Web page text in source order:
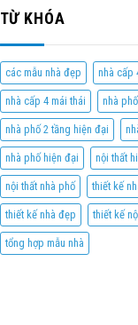
TỪ KHÓA
các mẫu nhà đẹp nhà cấp
nhà cấp 4 mái thái nhà
nhà phố 2 tầng hiện đại
nhà phố hiện đại nội thất
nội thất nhà phố thiết kế
thiết kế nhà đẹp thiết kế
tổng hợp mẫu nhà